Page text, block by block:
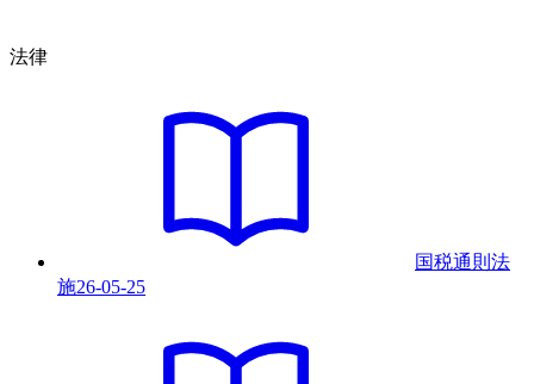
法律
国税通則法
施26-05-25